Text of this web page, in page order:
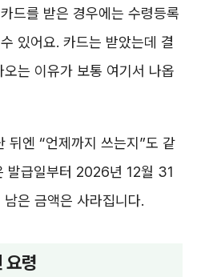
드를 받은 경우에는 수령등록
있어요. 카드는 받았는데 결
는 이유가 보통 여기서 나옵
뒤엔 “언제까지 쓰는지”도 같
발급일부터 2026년 12월 31
은 금액은 사라집니다.
요령